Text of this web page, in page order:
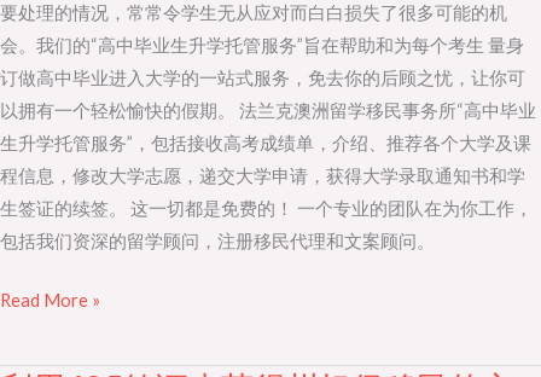
要处理的情况，常常令学生无从应对而白白损失了很多可能的机
会。我们的“高中毕业生升学托管服务”旨在帮助和为每个考生 量身
订做高中毕业进入大学的一站式服务，免去你的后顾之忧，让你可
以拥有一个轻松愉快的假期。 法兰克澳洲留学移民事务所“高中毕业
生升学托管服务”，包括接收高考成绩单，介绍、推荐各个大学及课
程信息，修改大学志愿，递交大学申请，获得大学录取通知书和学
生签证的续签。 这一切都是免费的！ 一个专业的团队在为你工作，
包括我们资深的留学顾问，注册移民代理和文案顾问。
升
大
学
托
管
服
务
Read More »